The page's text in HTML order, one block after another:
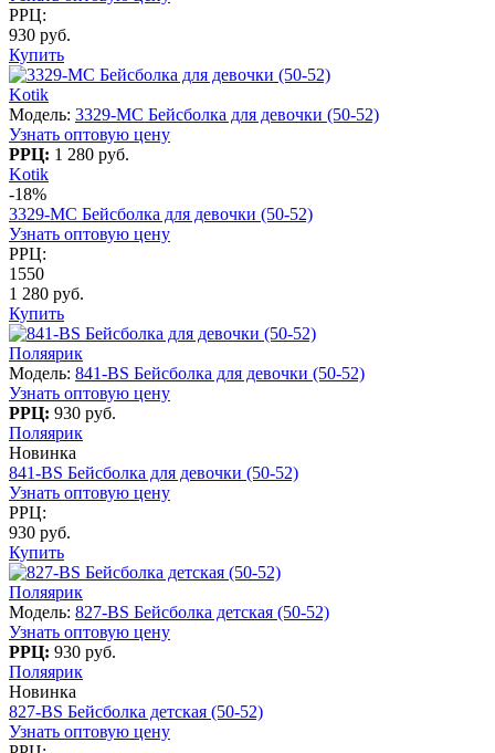
РРЦ:
930 руб.
Купить
Kotik
Модель: 3329-МC Бейсболка для девочки (50-52)
Узнать оптовую цену
РРЦ: 1 280 руб.
Kotik
-18%
3329-МC Бейсболка для девочки (50-52)
Узнать оптовую цену
РРЦ:
1550
1 280 руб.
Купить
Поляярик
Модель: 841-BS Бейсболка для девочки (50-52)
Узнать оптовую цену
РРЦ: 930 руб.
Поляярик
Новинка
841-BS Бейсболка для девочки (50-52)
Узнать оптовую цену
РРЦ:
930 руб.
Купить
Поляярик
Модель: 827-BS Бейсболка детская (50-52)
Узнать оптовую цену
РРЦ: 930 руб.
Поляярик
Новинка
827-BS Бейсболка детская (50-52)
Узнать оптовую цену